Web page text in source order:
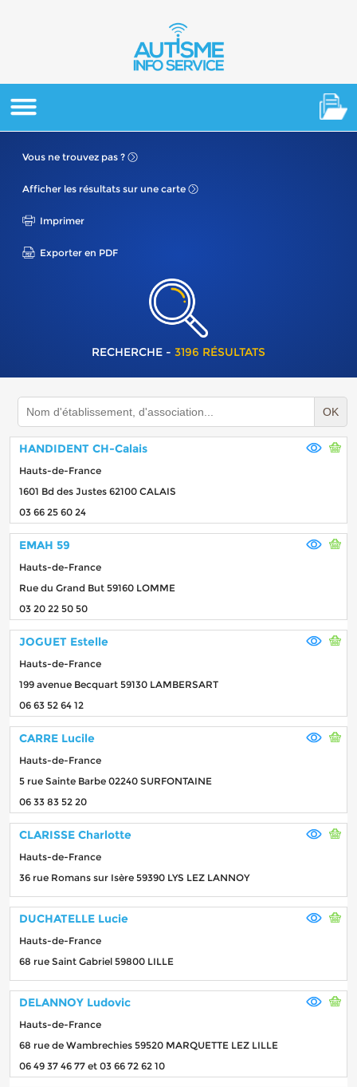
Vous ne trouvez pas ?
Afficher les résultats sur une carte
Imprimer
Exporter en PDF
RECHERCHE - 3196 RÉSULTATS
OK
HANDIDENT CH-Calais
Hauts-de-France
1601 Bd des Justes 62100 CALAIS
03 66 25 60 24
EMAH 59
Hauts-de-France
Rue du Grand But 59160 LOMME
03 20 22 50 50
JOGUET Estelle
Hauts-de-France
199 avenue Becquart 59130 LAMBERSART
06 63 52 64 12
CARRE Lucile
Hauts-de-France
5 rue Sainte Barbe 02240 SURFONTAINE
06 33 83 52 20
CLARISSE Charlotte
Hauts-de-France
36 rue Romans sur Isère 59390 LYS LEZ LANNOY
DUCHATELLE Lucie
Hauts-de-France
68 rue Saint Gabriel 59800 LILLE
DELANNOY Ludovic
Hauts-de-France
68 rue de Wambrechies 59520 MARQUETTE LEZ LILLE
06 49 37 46 77 et 03 66 72 62 10